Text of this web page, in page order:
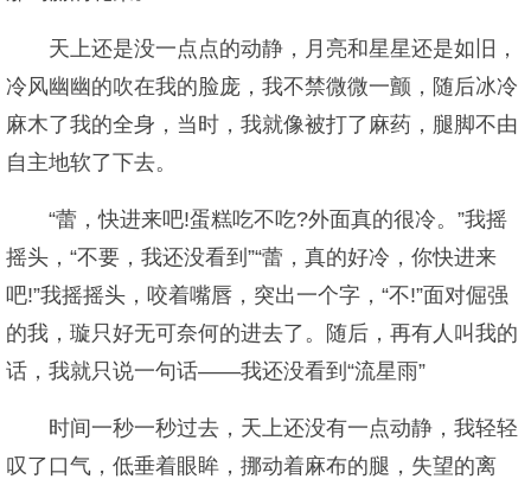
天上还是没一点点的动静，月亮和星星还是如旧，
冷风幽幽的吹在我的脸庞，我不禁微微一颤，随后冰冷
麻木了我的全身，当时，我就像被打了麻药，腿脚不由
自主地软了下去。
“蕾，快进来吧!蛋糕吃不吃?外面真的很冷。”我摇
摇头，“不要，我还没看到”“蕾，真的好冷，你快进来
吧!”我摇摇头，咬着嘴唇，突出一个字，“不!”面对倔强
的我，璇只好无可奈何的进去了。随后，再有人叫我的
话，我就只说一句话——我还没看到“流星雨”
时间一秒一秒过去，天上还没有一点动静，我轻轻
叹了口气，低垂着眼眸，挪动着麻布的腿，失望的离